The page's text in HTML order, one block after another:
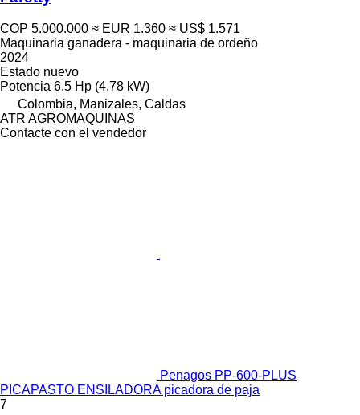
COP 5.000.000 ≈ EUR 1.360 ≈ US$ 1.571
Maquinaria ganadera - maquinaria de ordeño
2024
Estado nuevo
Potencia 6.5 Hp (4.78 kW)
Colombia, Manizales, Caldas
ATR AGROMAQUINAS
Contacte con el vendedor
Penagos PP-600-PLUS
PICAPASTO ENSILADORA picadora de paja
7